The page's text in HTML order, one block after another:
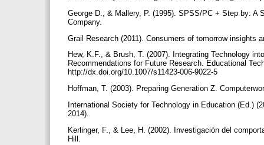
George D., & Mallery, P. (1995). SPSS/PC + Step by: A
Company.
Grail Research (2011). Consumers of tomorrow insights
Hew, K.F., & Brush, T. (2007). Integrating Technology
Recommendations for Future Research. Educational
http://dx.doi.org/10.1007/s11423-006-9022-5
Hoffman, T. (2003). Preparing Generation Z.
International Society for Technology in Education (Ed.)
2014).
Kerlinger, F., & Lee, H. (2002). Investigación del
Hill.